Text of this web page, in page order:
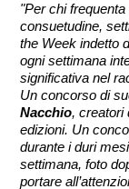
"Per chi
consuetudine,
the Week indetto
ogni settimana
significativa nel
Un concorso di
Nacchio, creatori
edizioni. Un
durante i duri
settimana, foto
portare